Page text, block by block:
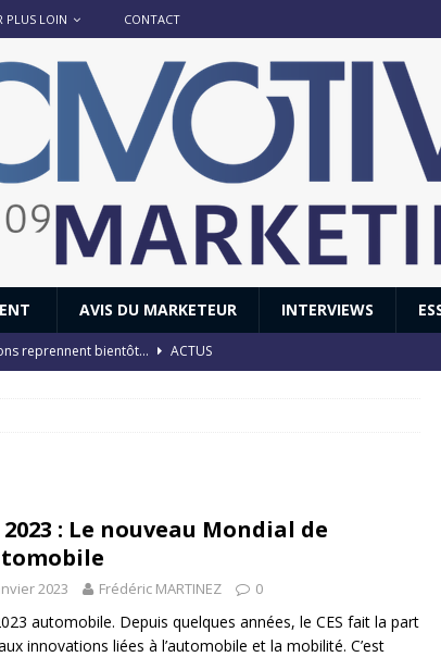
PLUS LOIN CONTACT
AVIS DU MARKETEUR INTERVIEWS
reprennent bientôt…
ACTUS
Honda dévoile un spot publicitaire… confiné! ACTUS
2023 : Le nouveau Mondial de
2023 Frédéric MARTINEZ 0
automobile. Depuis quelques années, le CES fait la part
innovations liées à l’automobile et la mobilité. C’est